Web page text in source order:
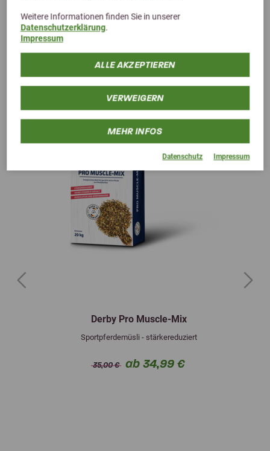
Weitere Informationen finden Sie in unserer
Datenschutzerklärung.
Impressum
ALLE AKZEPTIEREN
VERWEIGERN
MEHR INFOS
Datenschutz Impressum
Alternative Produkte
Derby Pro Muscle-Mix
Sportpferdemüsli - stärkereduziert
35,00 € ab 34,99 €
Previous Next